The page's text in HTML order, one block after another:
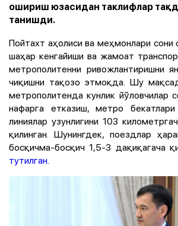
ошириш юзасидан таклифлар
танишди.
Пойтахт аҳолиси ва меҳмонлари сони
шаҳар кенгайиши ва жамоат
метрополитенни ривожлантиришни
чиқишни тақозо этмоқда. Шу
метрополитенда кунлик йўловчилар
нафарга етказиш, метро
линиялар узунлигини 103
қилинган. Шунингдек, поездлар
босқичма-босқич 1,5-3 дақиқагача
тутилган.